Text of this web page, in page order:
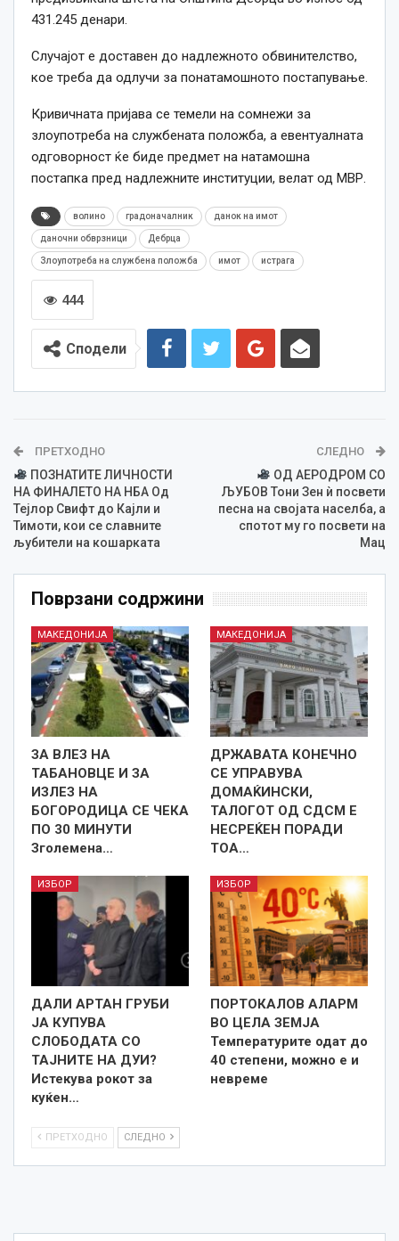
431.245 денари.
Случајот е доставен до надлежното обвинителство,
кое треба да одлучи за понатамошното постапување.
Кривичната пријава се темели на сомнежи за
злоупотреба на службената положба, а евентуалната
одговорност ќе биде предмет на натамошна
постапка пред надлежните институции, велат од МВР.
волино градоначалник данок на имот
даночни обврзници Дебрца
Злоупотреба на службена положба имот истрага
444
Сподели
ПРЕТХОДНО
ПОЗНАТИТЕ ЛИЧНОСТИ
НА ФИНАЛЕТО НА НБА Од
Тејлор Свифт до Кајли и
Тимоти, кои се славните
љубители на кошарката
СЛЕДНО
ОД АЕРОДРОМ СО
ЉУБОВ Тони Зен ѝ посвети
песна на својата населба, а
спотот му го посвети на
Мац
Поврзани содржини
МАКЕДОНИЈА
ЗА ВЛЕЗ НА
ТАБАНОВЦЕ И ЗА
ИЗЛЕЗ НА
БОГОРОДИЦА СЕ ЧЕКА
ПО 30 МИНУТИ
Зголемена…
МАКЕДОНИЈА
ДРЖАВАТА КОНЕЧНО
СЕ УПРАВУВА
ДОМАЌИНСКИ,
ТАЛОГОТ ОД СДСМ Е
НЕСРЕЌЕН ПОРАДИ
ТОА…
ИЗБОР
ДАЛИ АРТАН ГРУБИ
ЈА КУПУВА
СЛОБОДАТА СО
ТАЈНИТЕ НА ДУИ?
Истекува рокот за
куќен…
ИЗБОР
ПОРТОКАЛОВ АЛАРМ
ВО ЦЕЛА ЗЕМЈА
Температурите одат до
40 степени, можно е и
невреме
ПРЕТХОДНО СЛЕДНО